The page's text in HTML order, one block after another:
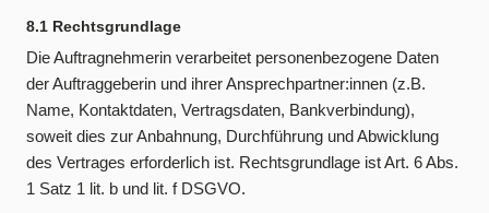
8.1 Rechtsgrundlage
Die Auftragnehmerin verarbeitet personenbezogene Daten
der Auftraggeberin und ihrer Ansprechpartner:innen (z.B.
Name, Kontaktdaten, Vertragsdaten, Bankverbindung),
soweit dies zur Anbahnung, Durchführung und Abwicklung
des Vertrages erforderlich ist. Rechtsgrundlage ist Art. 6 Abs.
1 Satz 1 lit. b und lit. f DSGVO.